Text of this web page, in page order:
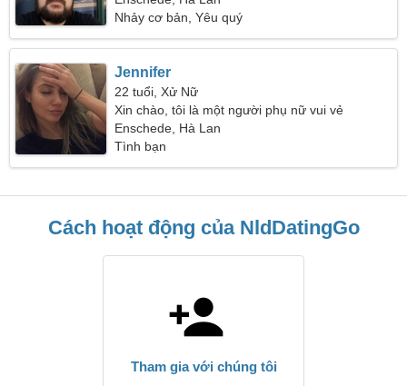
Nhảy cơ bản, Yêu quý
Jennifer
22 tuổi, Xử Nữ
Xin chào, tôi là một người phụ nữ vui vẻ
Enschede, Hà Lan
Tình bạn
Cách hoạt động của NldDatingGo
Tham gia với chúng tôi